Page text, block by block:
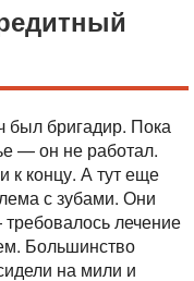
был бригадир. Пока
— он не работал.
к концу. А тут еще
с зубами. Они
лечение
Большинство
на мили и